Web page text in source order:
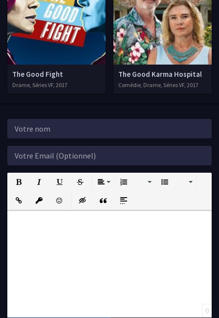
The Good Fight
Drame, Séries VF, 2017
The Good Karma Hospital
Comédie, Drame, Séries VF, 2017
Strikethrough
Insert LinkInsert protected link
EmoticonsInsert hidden text
Insert QuoteInsert spoiler
0